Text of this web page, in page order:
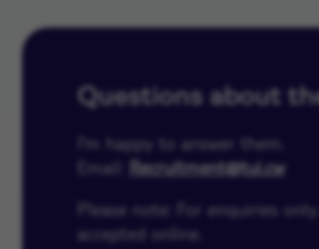
Questions about
I'm happy to answer them.
Email:
Recruitment@tui.cw
Please note: For enquiries
accepted online.